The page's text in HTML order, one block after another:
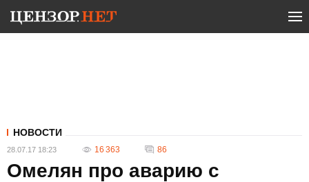
НОВОСТИ
28.07.17 18:23 16 363 86
Омелян про аварию с